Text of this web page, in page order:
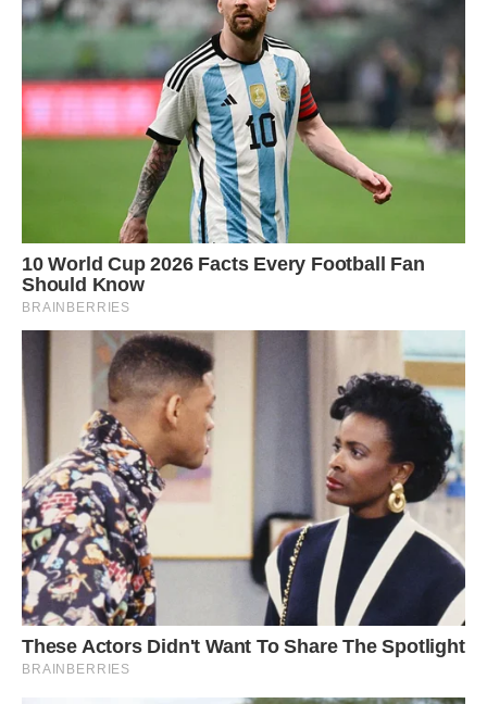
висохне. Якщо у вас багато місця, краще
розкладіть головки в один шар.
Час від часу перевертайте цибулини. Так вони
будуть просушуватися рівномірніше.
Не варто стукати цибулини одну на одну,
намагаючись очистити їх від налиплої землі. Це
може травмувати плоди, і вони будуть погано
зберігатися. Якщо ж ви виявили пошкоджені
цибулини, не залишайте їх для зимового
зберігання, а використовуйте для приготування
страв.
Постійно перевіряйте цибулю і відразу викидайте
ті плоди, які починають гнити. Цим ви зможете
уберегти цибулини від зараження.
Як визначити, що цибуля висохла
Визначити, чи повністю висохла цибуля, ви зможете
досить простим способом. Візьміть цибулину і спробуйте
провернути бадилля навколо своєї осі. Якщо шийка
повністю висохла, бадилля легко зламається. Якщо цього
не сталося, залиште урожай ще на деякий час
досушуватися.
Коли цибуля повністю висохне, обріжте гичку, зберігаючи
невелику — 3-5 см — шийку. У період зберігання вона
захистить плід від попадання інфекції.
Обрізати потрібно також і корінці, залишивши не більше